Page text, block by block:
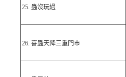
25. 蟲沒玩過
26. 喜蟲天降三重門市